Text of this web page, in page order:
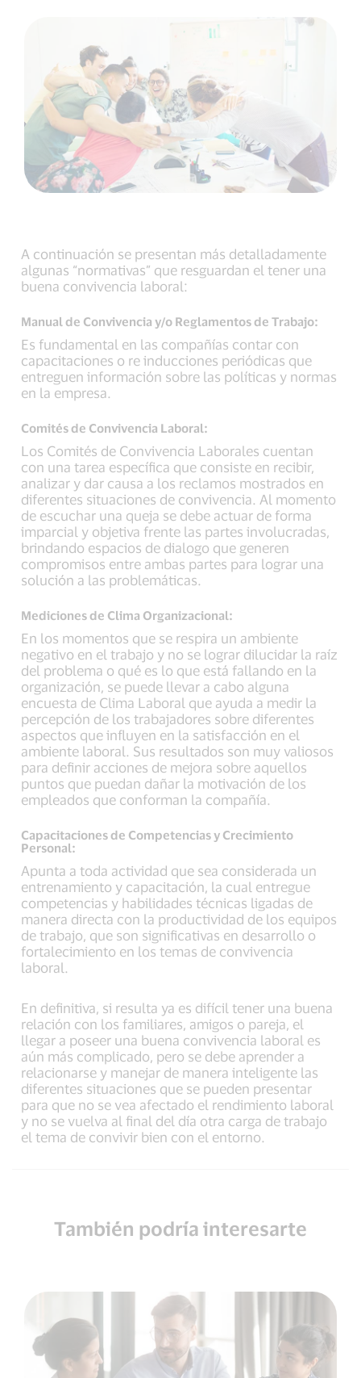
A continuación se presentan más detalladamente
algunas “normativas” que resguardan el tener una
buena convivencia laboral:
Manual de Convivencia y/o Reglamentos de Trabajo:
Es fundamental en las compañías contar con
capacitaciones o re inducciones periódicas que
entreguen información sobre las políticas y normas
en la empresa.
Comités de Convivencia Laboral:
Los Comités de Convivencia Laborales cuentan
con una tarea específica que consiste en recibir,
analizar y dar causa a los reclamos mostrados en
diferentes situaciones de convivencia. Al momento
de escuchar una queja se debe actuar de forma
imparcial y objetiva frente las partes involucradas,
brindando espacios de dialogo que generen
compromisos entre ambas partes para lograr una
solución a las problemáticas.
Mediciones de Clima Organizacional:
En los momentos que se respira un ambiente
negativo en el trabajo y no se lograr dilucidar la raíz
del problema o qué es lo que está fallando en la
organización, se puede llevar a cabo alguna
encuesta de Clima Laboral que ayuda a medir la
percepción de los trabajadores sobre diferentes
aspectos que influyen en la satisfacción en el
ambiente laboral. Sus resultados son muy valiosos
para definir acciones de mejora sobre aquellos
puntos que puedan dañar la motivación de los
empleados que conforman la compañía.
Capacitaciones de Competencias y Crecimiento
Personal:
Apunta a toda actividad que sea considerada un
entrenamiento y capacitación, la cual entregue
competencias y habilidades técnicas ligadas de
manera directa con la productividad de los equipos
de trabajo, que son significativas en desarrollo o
fortalecimiento en los temas de convivencia
laboral.
En definitiva, si resulta ya es difícil tener una buena
relación con los familiares, amigos o pareja, el
llegar a poseer una buena convivencia laboral es
aún más complicado, pero se debe aprender a
relacionarse y manejar de manera inteligente las
diferentes situaciones que se pueden presentar
para que no se vea afectado el rendimiento laboral
y no se vuelva al final del día otra carga de trabajo
el tema de convivir bien con el entorno.
También podría interesarte